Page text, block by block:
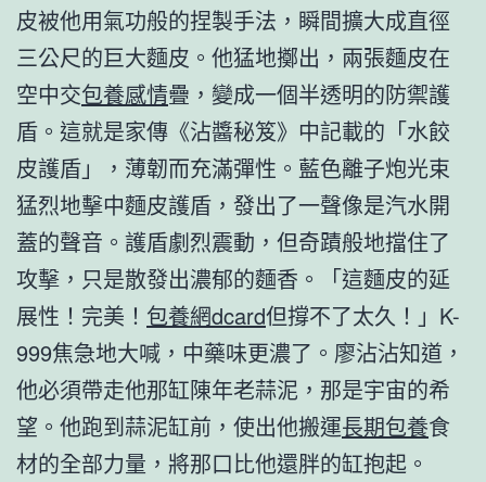
皮被他用氣功般的捏製手法，瞬間擴大成直徑
三公尺的巨大麵皮。他猛地擲出，兩張麵皮在
空中交包養感情疊，變成一個半透明的防禦護
盾。這就是家傳《沾醬秘笈》中記載的「水餃
皮護盾」，薄韌而充滿彈性。藍色離子炮光束
猛烈地擊中麵皮護盾，發出了一聲像是汽水開
蓋的聲音。護盾劇烈震動，但奇蹟般地擋住了
攻擊，只是散發出濃郁的麵香。「這麵皮的延
展性！完美！ 包養網dcard但撐不了太久！」K-
999焦急地大喊，中藥味更濃了。廖沾沾知道，
他必須帶走他那缸陳年老蒜泥，那是宇宙的希
望。他跑到蒜泥缸前，使出他搬運長期包養食
材的全部力量，將那口比他還胖的缸抱起。